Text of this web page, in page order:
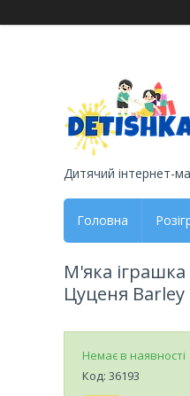
Дитячий інтернет-
Головна
М'яка іграшка
Цуценя Barley
Немає в наявності
Код: 36193